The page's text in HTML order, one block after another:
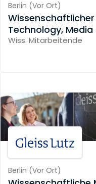
Berlin (Vor Ort)
Technology,
Wiss. Mitarbeitende
Berlin (Vor Ort)